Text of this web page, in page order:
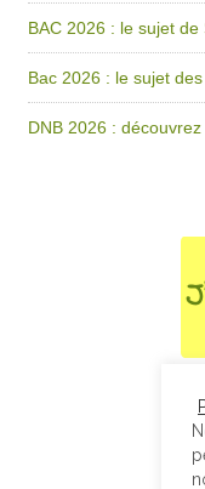
BAC 2026 : le sujet
Bac 2026 : le sujet
DNB 2026 :